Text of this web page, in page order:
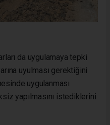
da uygulamaya tepki
uyulması gerektiğini
uygulanması
yapılmasını istediklerini